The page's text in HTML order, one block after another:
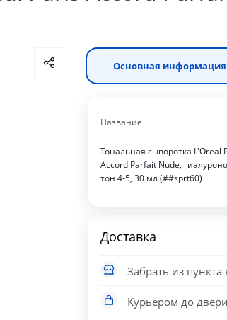
Основная информация
Название
Тональная сыворотка L'Oreal
Accord Parfait Nude,
тон 4-5, 30 мл (##sprt60)
Доставка
Забрать из
Курьером до двери